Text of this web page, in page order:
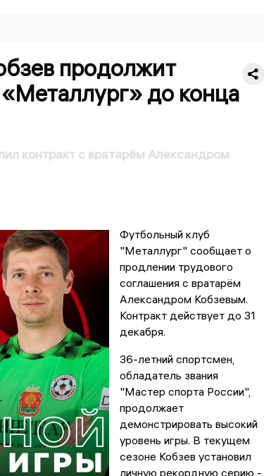
продолжит
«Металлург» до конца
контракт с вратарём Александром
Футбольный клуб
"Металлург" сообщает о
продлении трудового
соглашения с вратарём
Александром Кобзевым.
Контракт действует до 31
декабря.
36-летний спортсмен,
обладатель звания
"Мастер спорта России",
продолжает
демонстрировать высокий
уровень игры. В текущем
сезоне Кобзев установил
личную рекордную серию -